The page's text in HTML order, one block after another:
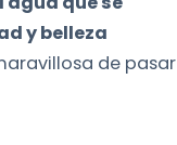
y belleza
de pasar